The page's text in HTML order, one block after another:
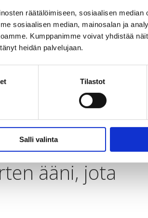
räätälöimiseen, sosiaalisen median
sosiaalisen median, mainosalan ja
Kumppanimme voivat yhdistää
heidän palvelujaan.
Tilastot
Salli valinta
ääni, jota